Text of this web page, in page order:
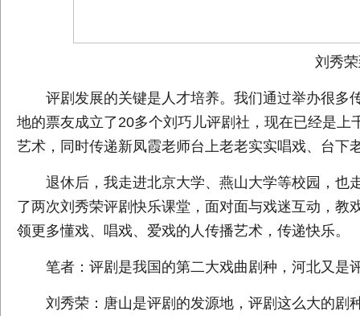
刘秀荣
评剧发展的关键是人才培养。我们通过举办很多
地的票友成立了20多个刘巧儿评剧社，现在已经是
艺术，同时传递新凤霞老师台上老老实实唱戏、台
退休后，我走进北京大学、燕山大学等校园，也
了两次刘秀荣评剧快乐课堂，面对面与戏迷互动，
领更多懂戏、唱戏、爱戏的人传播艺术，传递快乐。
笔者：评剧是我国的第二大戏曲剧种，河北又是
刘秀荣：唐山是评剧的发源地，评剧这么大的剧